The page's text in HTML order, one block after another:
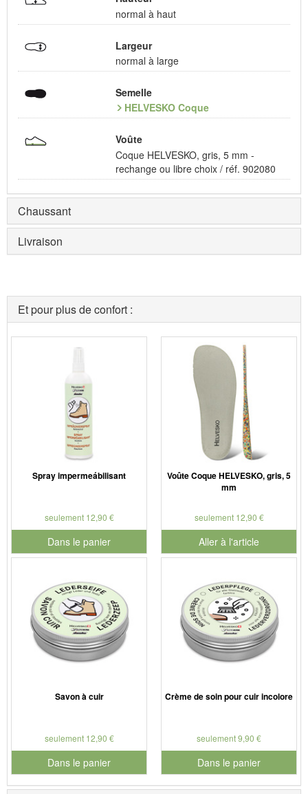
normal à haut
Largeur
normal à large
Semelle
HELVESKO Coque
Voûte
Coque HELVESKO, gris, 5 mm -
rechange ou libre choix / réf. 902080
Chaussant
Livraison
Et pour plus de confort :
Spray impermeábilisant
seulement 12,90 €
Dans le panier
pour le numéro de produit 901126
Voûte Coque HELVESKO, gris, 5
mm
seulement 12,90 €
Aller à l'article
Savon à cuir
seulement 12,90 €
Dans le panier
pour le numéro de produit 901127
Crème de soin pour cuir incolore
seulement 9,90 €
Dans le panier
pour le numéro de produit